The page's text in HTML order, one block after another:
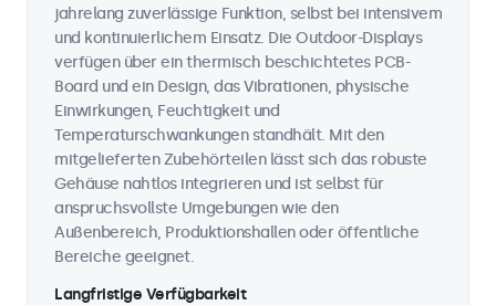
jahrelang zuverlässige Funktion, selbst bei intensivem
und kontinuierlichem Einsatz. Die Outdoor-Displays
verfügen über ein thermisch beschichtetes PCB-
Board und ein Design, das Vibrationen, physische
Einwirkungen, Feuchtigkeit und
Temperaturschwankungen standhält. Mit den
mitgelieferten Zubehörteilen lässt sich das robuste
Gehäuse nahtlos integrieren und ist selbst für
anspruchsvollste Umgebungen wie den
Außenbereich, Produktionshallen oder öffentliche
Bereiche geeignet.
Langfristige Verfügbarkeit